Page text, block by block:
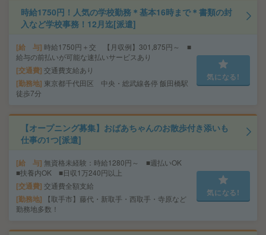
時給1750円！人気の学校勤務＊基本16時まで＊書類の封
入など学校事務！12月迄[派遣]
給 与 時給1750円＋交 【月収例】301,875円～ ■
給与の前払いが可能な速払いサービスあり
交通費 交通費支給あり
勤務地 東京都千代田区 中央・総武線各停 飯田橋駅
徒歩7分
気になる!
【オープニング募集】おばあちゃんのお散歩付き添いも
仕事の1つ[派遣]
給 与 無資格未経験：時給1280円～ ■週払いOK
■扶養内OK ■日収1万240円以上
交通費 交通費全額支給
勤務地
【取手市】藤代・新取手・西取手・寺原など
勤務地多数！
気になる!